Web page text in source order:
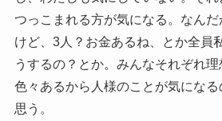
つっこまれる方が気になる。なん
けど、3人？お金あるね、とか全員
うするの？とか。みんなそれぞれ
色々あるから人様のことが気にな
思う。